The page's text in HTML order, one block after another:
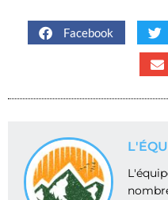
Facebook